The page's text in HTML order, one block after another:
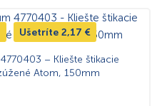
Ušetríte 2,17 €
– Kliešte štikacie
Atom, 150mm